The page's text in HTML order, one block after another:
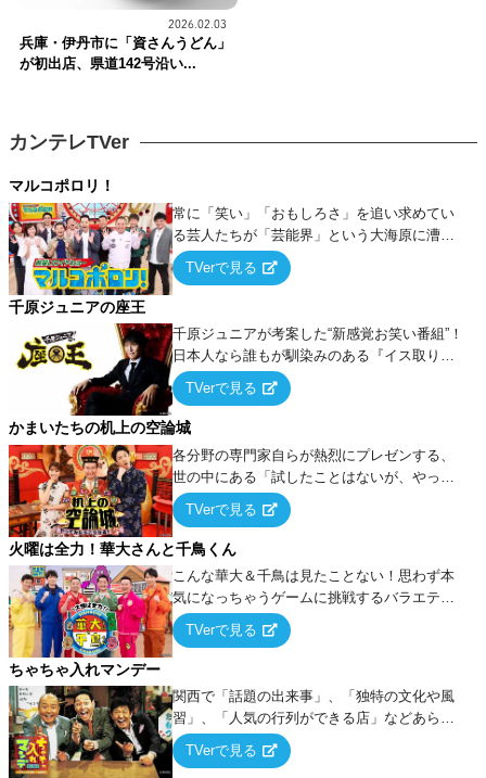
2026.02.03
兵庫・伊丹市に「資さんうどん」
が初出店、県道142号沿い...
カンテレTVer
マルコポロリ！
常に「笑い」「おもしろさ」を追い求めてい
る芸人たちが「芸能界」という大海原に漕ぎ
出でて、新たなオモシロ人間を発掘する！
TVerで見る
千原ジュニアの座王
千原ジュニアが考案した“新感覚お笑い番組”！
日本人なら誰もが馴染みのある『イス取りゲ
ーム』をベースに、大喜利・ギャグ・モノボ
ケ・歌…など様々なお題で芸人がショートネ
タを競い合う！
TVerで見る
かまいたちの机上の空論城
各分野の専門家自らが熱烈にプレゼンする、
世の中にある「試したことはないが、やって
みたらこうなる！…ハズ」という“机上の空
論”に若手芸人らがカラダを張って挑む！
TVerで見る
火曜は全力！華大さんと千鳥くん
こんな華大＆千鳥は見たことない！思わず本
気になっちゃうゲームに挑戦するバラエティ
ー！
TVerで見る
ちゃちゃ入れマンデー
関西で「話題の出来事」、「独特の文化や風
習」、「人気の行列ができる店」などあらゆ
るテーマについて好き放題にちゃちゃを入れ
ていく関西色を前面に押し出したトークバラ
TVerで見る